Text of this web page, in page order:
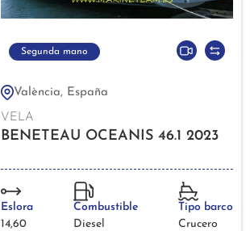
Segunda mano
València, España
VELA
BENETEAU OCEANIS 46.1 2023
Eslora
14,60
Combustible
Diesel
Tipo barco
Crucero